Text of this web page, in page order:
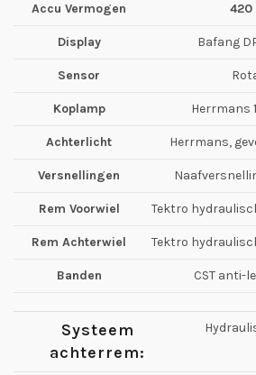
Accu Vermogen 420
Display Bafang
Sensor
Koplamp Herrmans
Achterlicht Herrmans,
Versnellingen
Rem Voorwiel Tektro
Rem Achterwiel Tektro
Banden CST anti-
Systeem
achterrem: